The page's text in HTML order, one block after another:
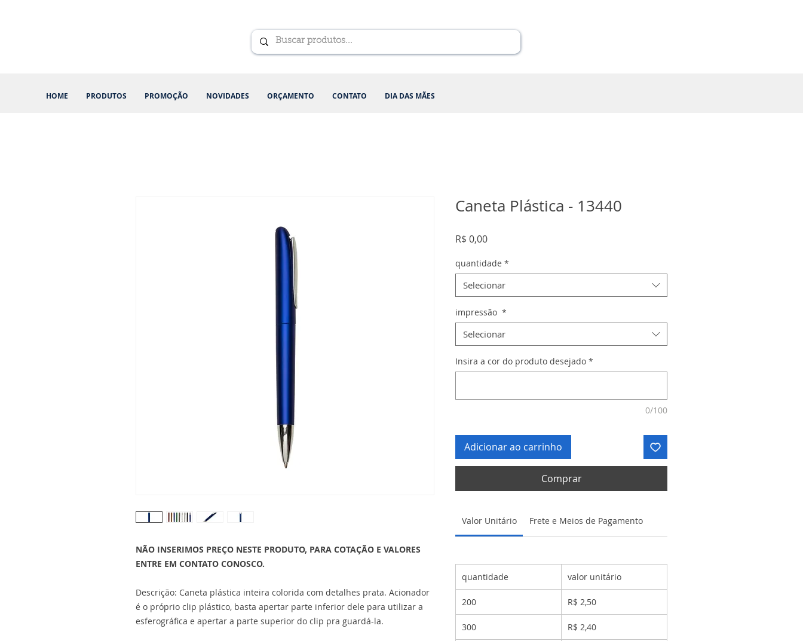
HOME PRODUTOS PROMOÇÃO NOVIDADES ORÇAMENTO CONTATO DIA DAS MÃES
NÃO INSERIMOS PREÇO NESTE PRODUTO, PARA COTAÇÃO E VALORES
ENTRE EM CONTATO CONOSCO.
Descrição: Caneta plástica inteira colorida com detalhes prata. Acionador
é o próprio clip plástico, basta apertar parte inferior dele para utilizar a
esferográfica e apertar a parte superior do clip pra guardá-la.
Caneta Plástica - 13440
R$ 0,00Preço
quantidade *
Selecionar
impressão *
Selecionar
Insira a cor do produto desejado *
0/100
Adicionar ao carrinho
Comprar
Valor Unitário Frete e Meios de Pagamento
quantidade valor unitário
200 R$ 2,50
300 R$ 2,40